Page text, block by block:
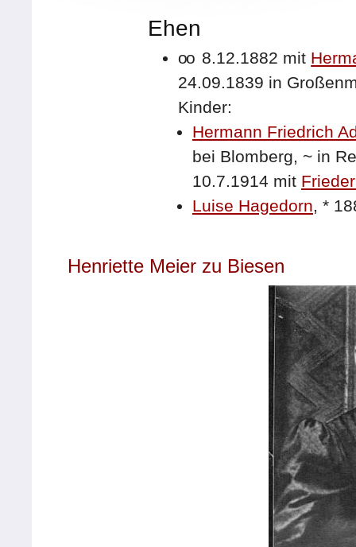
Ehen
oo 8.12.1882 mit
24.09.1839 in
Kinder:
Hermann Friedrich
bei Blomberg, ~ in
10.7.1914 mit
Luise Hagedorn, *
Henriette Meier zu Biesen